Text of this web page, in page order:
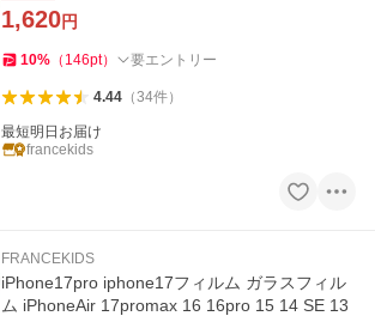
1,620円
10% （ 146pt） 要エントリー
4.44（34件）
最短明日お届け
francekids
FRANCEKIDS
iPhone17pro iphone17フィルム ガラスフィル
ム iPhoneAir 17promax 16 16pro 15 14 SE 13